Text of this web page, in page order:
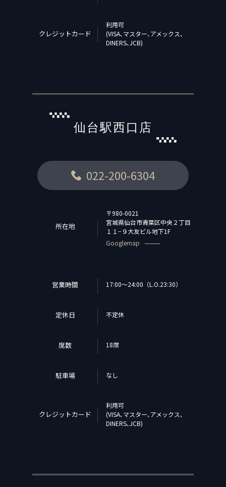
クレジットカード
利用可
(VISA､マスター､アメックス､
DINERS､JCB)
仙台駅西口店
022-200-6304
所在地
〒980-0021
宮城県仙台市青葉区中央２丁目
１１−９大友ビル地下1F
Googlemap
営業時間 17:00～24:00（L.O.23:30）
定休日 不定休
席数 18席
駐車場 なし
クレジットカード
利用可
(VISA､マスター､アメックス､
DINERS､JCB)